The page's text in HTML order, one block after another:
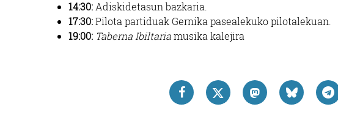
14:30: Adiskidetasun bazkaria.
17:30:Pilota partiduak Gernika pasealekuko pilotalekuan.
19:00: Taberna Ibiltariamusika kalejira